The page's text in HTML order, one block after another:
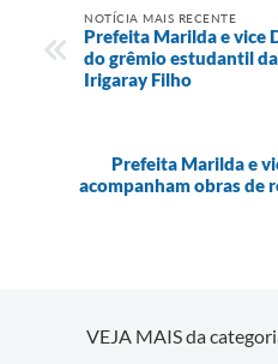
NOTÍCIA MAIS RECENTE
Prefeita Marilda e vice
do grêmio estudantil
Irigaray Filho
Prefeita Marilda e
acompanham obras de
VEJA MAIS da